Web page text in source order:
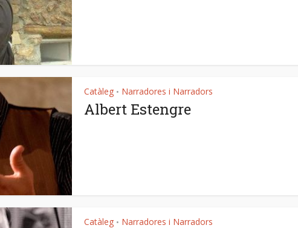
Catàleg • Narradores i Narradors
Albert Estengre
Catàleg • Narradores i Narradors